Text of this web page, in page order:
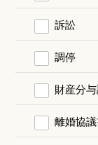
訴訟
調停
財産分
離婚協